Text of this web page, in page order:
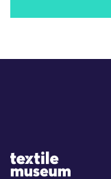
Site Logo